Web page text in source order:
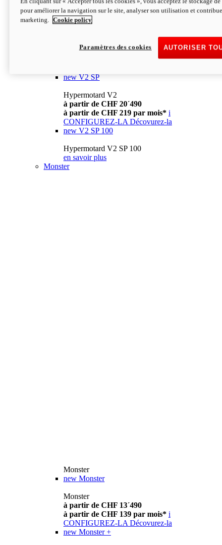
à partir de CHF 13´990 i
CONFIGUREZ-LA Décovurez-la
newV2
à partir de CHF 15´990
à partir de CHF 169 par mois* i
new V2 SP
Hypermotard V2
à partir de CHF 20´490
à partir de CHF 219 par mois* i
CONFIGUREZ-LA Décovurez-la
new V2 SP 100
Hypermotard V2 SP 100
en savoir plus
Monster
Monster
new Monster
Monster
à partir de CHF 13´490
à partir de CHF 139 par mois* i
CONFIGUREZ-LA Décovurez-la
new Monster +
pour améliorer la navigation sur le site, analyser son utilisation et
marketing.
Cookie policy
AUTORISER
Paramètres des cookies